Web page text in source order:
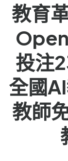
教育
投注
全國
教師